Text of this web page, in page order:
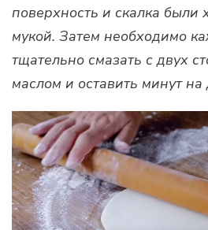
поверхность и скалка
мукой. Затем необходимо
тщательно смазать с двух
маслом и оставить минут на